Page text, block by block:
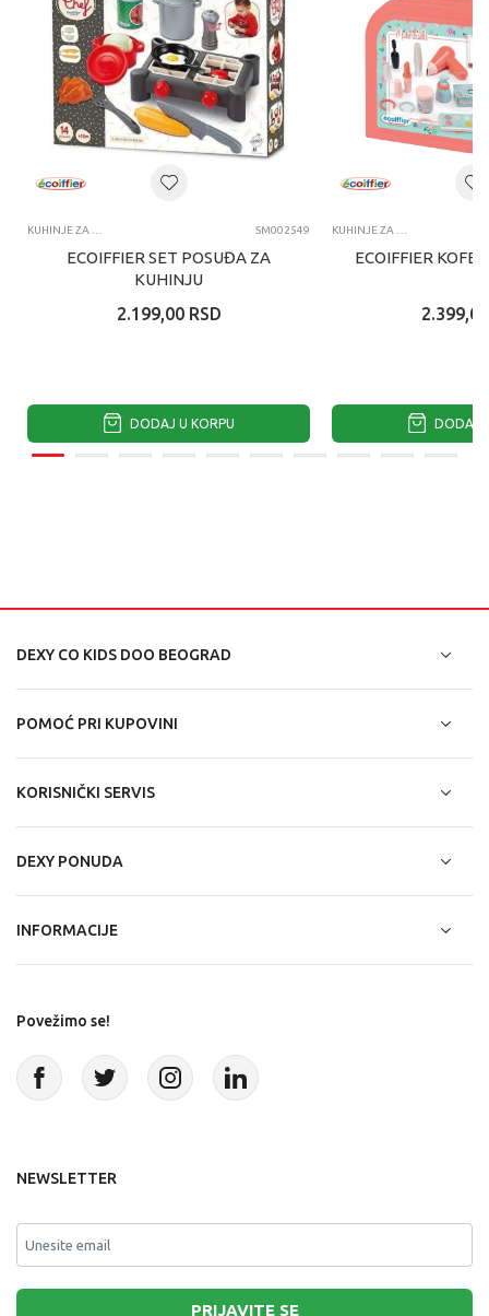
KUHINJE ZA DECU I DODACI ZA IGRU SM002549
ECOIFFIER SET POSUĐA ZA
KUHINJU
2.199,00 RSD
DODAJ U KORPU
KUHINJE ZA DECU I DODACI ZA IGRU
ECOIFFIER
2.399,00
DODAJ
DEXY CO KIDS DOO BEOGRAD
POMOĆ PRI KUPOVINI
KORISNIČKI SERVIS
DEXY PONUDA
INFORMACIJE
Povežimo se!
NEWSLETTER
PRIJAVITE SE